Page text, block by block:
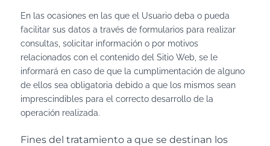
En las ocasiones en las que el Usuario deba o pueda
facilitar sus datos a través de formularios para realizar
consultas, solicitar información o por motivos
relacionados con el contenido del Sitio Web, se le
informará en caso de que la cumplimentación de alguno
de ellos sea obligatoria debido a que los mismos sean
imprescindibles para el correcto desarrollo de la
operación realizada.
Fines del tratamiento a que se destinan los